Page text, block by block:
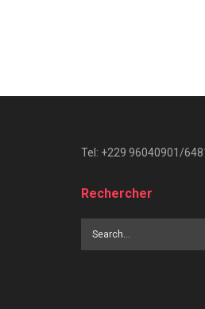
Tel: +229 96040901/
Rechercher